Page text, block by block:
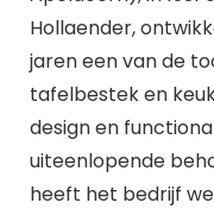
Hollaender,
jaren een van de
tafelbestek en
design en
uiteenlopende
heeft het bedrijf